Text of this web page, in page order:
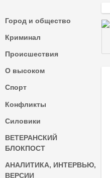
Город и общество
Криминал
Происшествия
О высоком
Спорт
Конфликты
Силовики
ВЕТЕРАНСКИЙ
БЛОКПОСТ
АНАЛИТИКА, ИНТЕРВЬЮ,
ВЕРСИИ